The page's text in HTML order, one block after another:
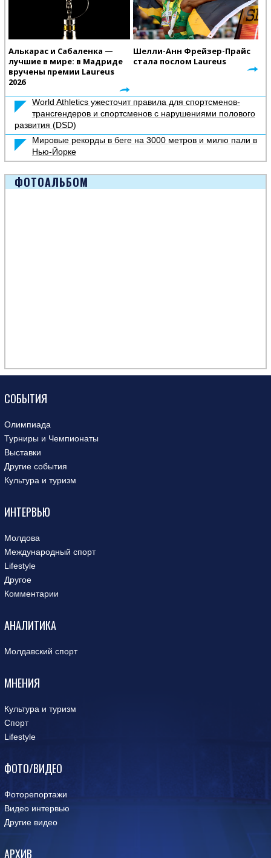
Алькарас и Сабаленка —
лучшие в мире: в Мадриде
вручены премии Laureus
2026
Шелли-Анн Фрейзер-Прайс
стала послом Laureus
World Athletics ужесточит правила для спортсменов-
трансгендеров и спортсменов с нарушениями полового
развития (DSD)
Мировые рекорды в беге на 3000 метров и милю пали в
Нью-Йорке
ФОТОАЛЬБОМ
СОБЫТИЯ
Олимпиада
Турниры и Чемпионаты
Выставки
Другие события
Культура и туризм
ИНТЕРВЬЮ
Молдова
Международный спорт
Lifestyle
Другое
Комментарии
АНАЛИТИКА
Молдавский спорт
МНЕНИЯ
Культура и туризм
Спорт
Lifestyle
ФОТО/ВИДЕО
Фоторепортажи
Видео интервью
Другие видео
АРХИВ